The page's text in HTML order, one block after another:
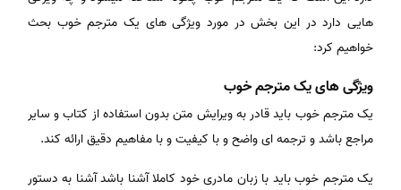
هایی دارد در این بخش در مورد ویژگی های یک مترجم خوب بحث
خواهیم کرد:
ویژگی های یک مترجم خوب
یک مترجم خوب باید قادر به ویرایش متن بدون استفاده از کتاب و سایر
مراجع باشد و ترجمه ای واضح و با کیفیت و با مفاهیم دقیق ارائه کند.
یک مترجم خوب باید با زبان مادری خود کاملا آشنا باشد آشنا به دستور